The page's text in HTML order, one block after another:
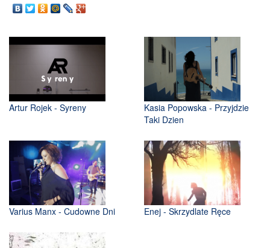
Artur Rojek - Syreny
Kasia Popowska - Przyjdzie
Taki Dzien
Varius Manx - Cudowne Dni Enej - Skrzydlate Ręce